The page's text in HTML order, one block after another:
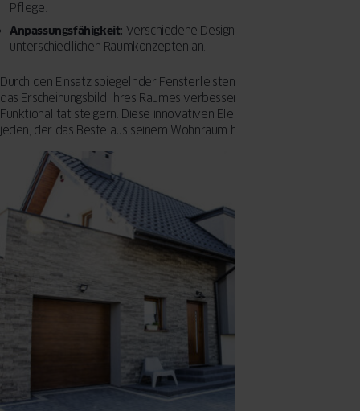
Pflege.
Anpassungsfähigkeit: Verschiedene Designs passen sich
unterschiedlichen Raumkonzepten an.
Durch den Einsatz spiegelnder Fensterleisten können Sie nicht nur
das Erscheinungsbild Ihres Raumes verbessern, sondern auch dessen
Funktionalität steigern. Diese innovativen Elemente sind ein Muss für
jeden, der das Beste aus seinem Wohnraum herausholen möchte.